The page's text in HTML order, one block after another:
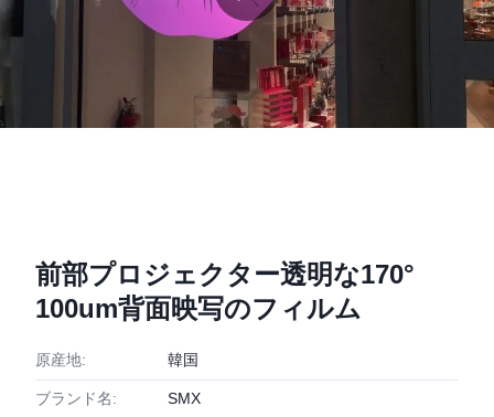
前部プロジェクター透明な170°
100um背面映写のフィルム
原産地: 韓国
ブランド名: SMX